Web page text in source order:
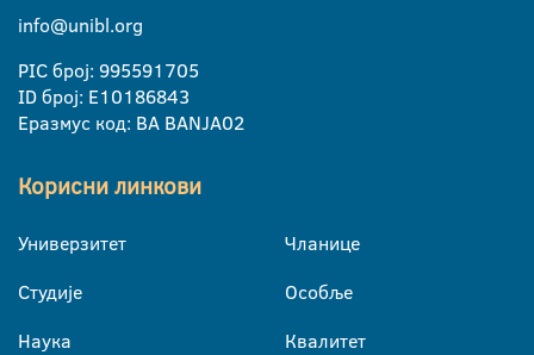
info@unibl.org
PIC број: 995591705
ID број: E10186843
Еразмус код: BA BANJA02
Корисни линкови
Универзитет
Студије
Наука
Чланице
Особље
Квалитет